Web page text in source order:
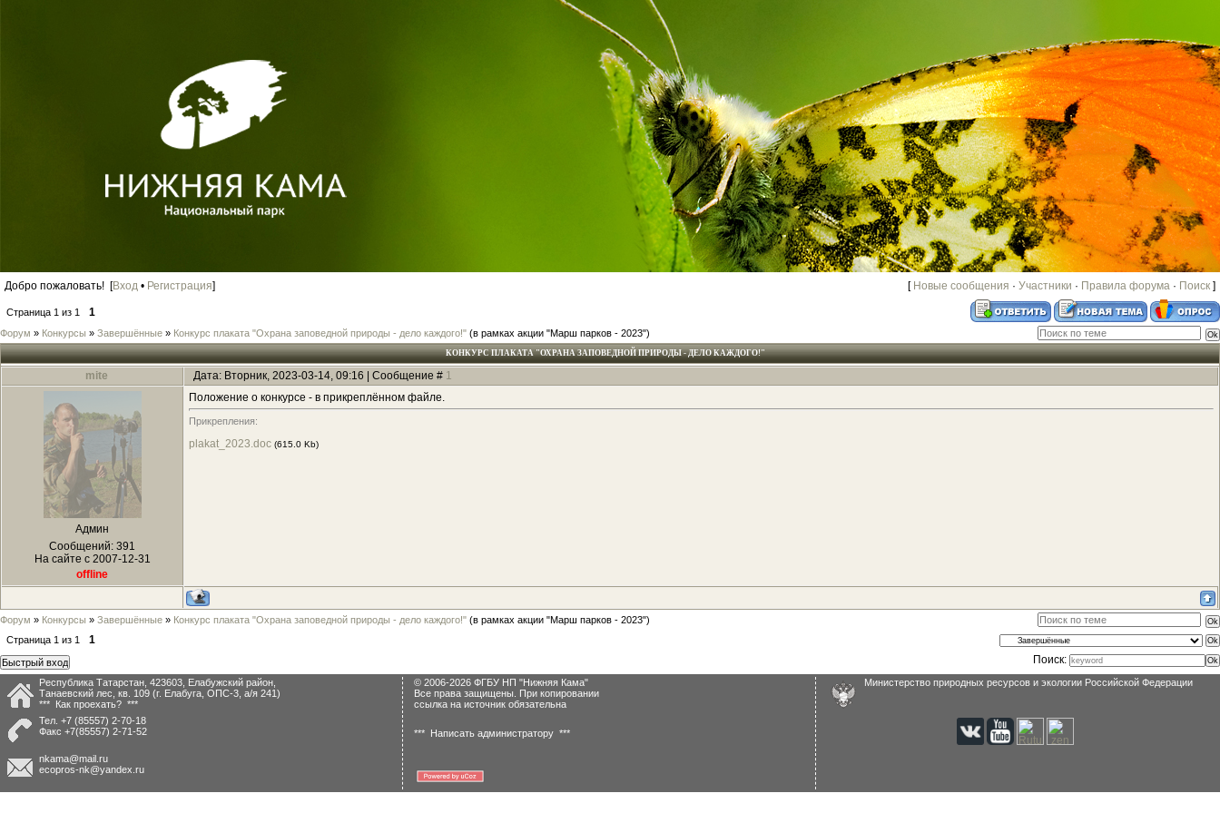
Добро пожаловать! [Вход • Регистрация] [ Новые сообщения · Участники · Правила форума · Поиск ]
Страница 1 из 1 1
Форум » Конкурсы » Завершённые » Конкурс плаката "Охрана заповедной природы - дело каждого!" (в рамках акции "Марш парков - 2023")
КОНКУРС ПЛАКАТА "ОХРАНА ЗАПОВЕДНОЙ ПРИРОДЫ - ДЕЛО КАЖДОГО!"
mite Дата: Вторник, 2023-03-14, 09:16 | Сообщение # 1
Админ
Сообщений: 391
На сайте с 2007-12-31
offline
Положение о конкурсе - в прикреплённом файле.
Прикрепления:
plakat_2023.doc (615.0 Kb)
Форум » Конкурсы » Завершённые » Конкурс плаката "Охрана заповедной природы - дело каждого!" (в рамках акции "Марш парков - 2023")
Страница 1 из 1
1
Поиск:
Республика Татарстан, 423603, Елабужский район,
Танаевский лес, кв. 109 (г. Елабуга, ОПС-3, а/я 241)
*** Как проехать? ***
© 2006-2026 ФГБУ НП "Нижняя Кама"
Все права защищены. При копировании
ссылка на источник обязательна
Министерство природных ресурсов и экологии Российской Федерации
Тел. +7 (85557) 2-70-18
Факс +7(85557) 2-71-52 *** Написать администратору ***
nkama@mail.ru
ecopros-nk@yandex.ru